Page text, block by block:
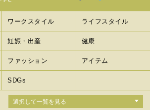
ワークスタイル ライフスタイル
妊娠・出産 健康
ファッション アイテム
SDGs